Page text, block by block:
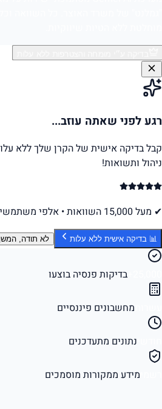
רגע לפני שאתה עוזב...
קבל בדיקה אישית של הקרן שלך ללא
ניהול ותשואות!
✔ מעל 15,000 השוואות • אלפי משתמשים מרוצים
📊 בדיקה אישית ללא עלות לא תודה,
בדיקות פנסיה בוצעו
מחשבונים פיננסיים
נתונים מתעדכנים
מידע ממקורות מוסמכים